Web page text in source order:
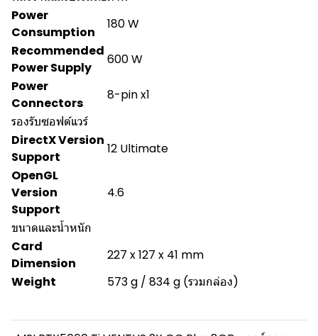
Power
Consumption
180 W
Recommended
Power Supply
600 W
Power
Connectors
8-pin x1
รองรับซอฟต์แวร์
DirectX Version
Support
12 Ultimate
OpenGL
Version
Support
4.6
ขนาดและน้ำหนัก
Card
Dimension
227 x 127 x 41 mm
Weight
573 g / 834 g (รวมกล่อง)